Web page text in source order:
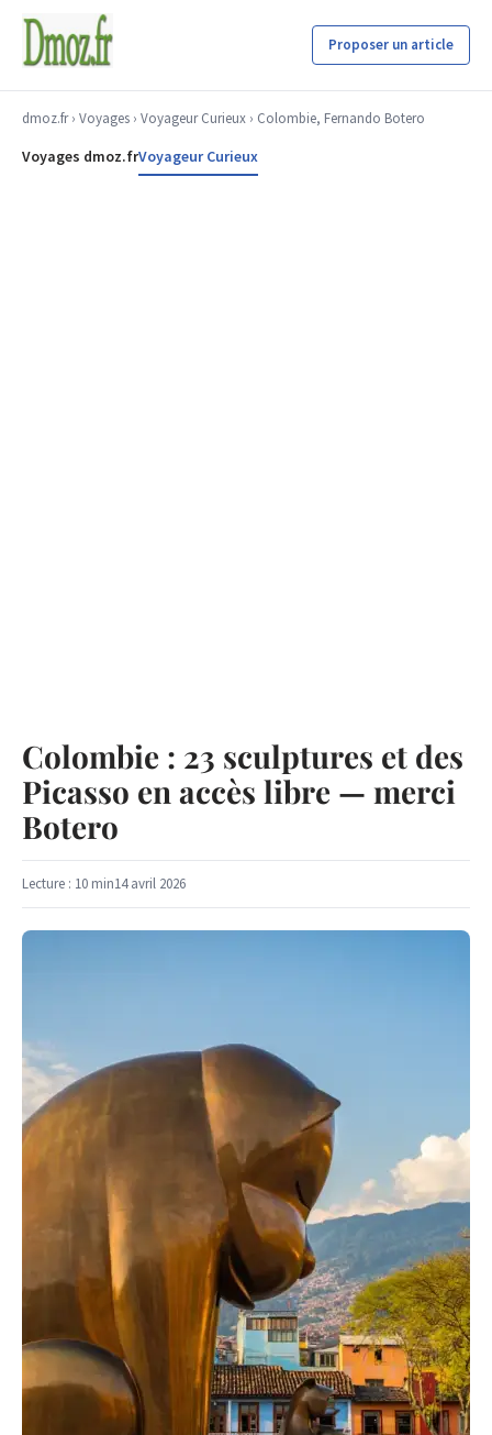
Proposer un article
dmoz.fr› Voyages › Voyageur Curieux › Colombie, Fernando Botero
Voyages dmoz.frVoyageur Curieux
Colombie : 23 sculptures et des
Picasso en accès libre — merci
Botero
Lecture : 10 min14 avril 2026